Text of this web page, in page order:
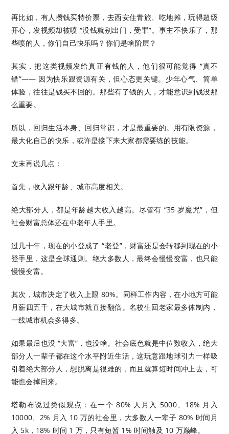
再比如，有人攒钱买特价票，去西安住青旅、吃地摊，玩得超级
开心，发视频却被喷 “没钱就别出门，受罪”。事主不快乐了，那
些喷的人，你们自己快乐吗？你们是啥阶层？
其实，把这类视频发给真正有钱的人，他们很可能觉得 “真不
错”—— 因为快乐跟资源有关，但心态更关键。少年心气、简单
体验，往往是钱买不回的。那些有了钱的人，才能意识到钱没那
么重要。
所以，回归生活本身、回归常识，才是最重要的。用有限资源，
最大化自己的快乐，或许是接下来大家都需要练的技能。
文末再说几点：
首先，收入跟年龄、城市高度相关。
绝大部分人，都是年龄越大收入越高。尽管有 “35 岁魔咒”，但
社会财富总体还在中老年人手里。
过几十年，现在的小登成了 “老登”，财富还是会转移到现在的小
登手里，这是全球通则。绝大多数人，最终会慢慢变富，也只能
慢慢变富。
其次，城市决定了收入上限 80%。同样工作内容，在小地方可能
月薪四五千，在大城市就直接翻倍。名校生回老家最多体制内，
一线城市机会多得多。
如果最后也没 “大富”，也没啥。社会底色就是中位数收入，绝大
部分人一辈子都在这个水平附近生活，这玩意跟地球引力一样吸
引着绝大部分人，想脱离是很难的，而且就算短时间冲上去，可
能也会掉回来。
塔勒布说过类似观点：在一个 80% 人月入 5000、18% 月入
10000、2% 月入 10 万的社会里，大多数人一辈子 80% 时间月
入 5k，18% 时间 1 万，只有短暂 1% 时间触及 10 万巅峰。